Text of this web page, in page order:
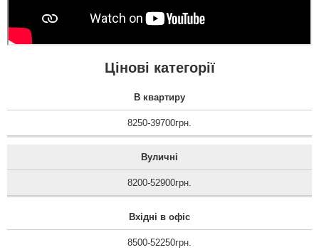
Цінові категорії
В квартиру
8250-39700грн.
Вуличні
8200-52900грн.
Вхідні в офіс
8500-52250грн.